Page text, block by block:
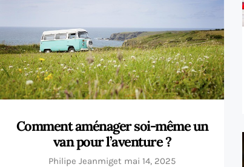
Comment aménager soi-même un
van pour l’aventure ?
Philipe Jeanmiget mai 14, 2025